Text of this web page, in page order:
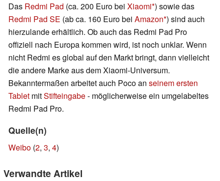
Das Redmi Pad (ca. 200 Euro bei Xiaomi ) sowie das
Redmi Pad SE (ab ca. 160 Euro bei Amazon ) sind auch
hierzulande erhältlich. Ob auch das Redmi Pad Pro
offiziell nach Europa kommen wird, ist noch unklar. Wenn
nicht Redmi es global auf den Markt bringt, dann vielleicht
die andere Marke aus dem Xiaomi-Universum.
Bekanntermaßen arbeitet auch Poco an seinem ersten
Tablet mitStifteingabe- möglicherweise ein umgelabeltes
Redmi Pad Pro.
Quelle(n)
Weibo (2, 3, 4)
Verwandte Artikel